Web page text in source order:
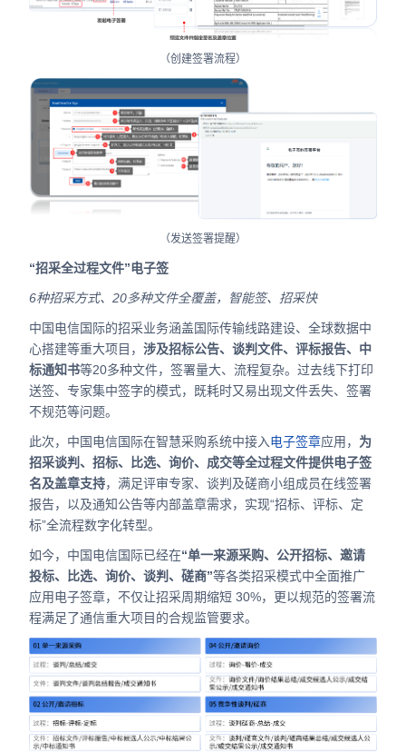
（创建签署流程）
（发送签署提醒）
“招采全过程文件”电子签
6种招采方式、20多种文件全覆盖，智能签、招采快
中国电信国际的招采业务涵盖国际传输线路建设、全球数据中
心搭建等重大项目， 涉及招标公告、谈判文件、评标报告、中
标通知书等20多种文件，签署量大、流程复杂。过去线下打印
送签、专家集中签字的模式，既耗时又易出现文件丢失、签署
不规范等问题。
此次，中国电信国际在智慧采购系统中接入电子签章应用， 为
招采谈判、招标、比选、询价、成交等全过程文件提供电子签
名及盖章支持，满足评审专家、谈判及磋商小组成员在线签署
报告，以及通知公告等内部盖章需求，实现“招标、评标、定
标”全流程数字化转型。
如今，中国电信国际已经在“单一来源采购、公开招标、邀请
投标、比选、询价、谈判、磋商”等各类招采模式中全面推广
应用电子签章，不仅让招采周期缩短 30%，更以规范的签署流
程满足了通信重大项目的合规监管要求。